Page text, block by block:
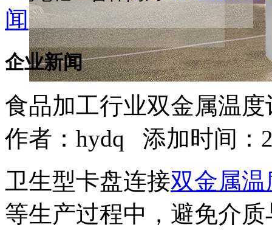
闻
企业新闻
食品加工行业双金属温度
作者： hydq 添加时间：
卫生型卡盘连接双金属温
等生产过程中，避免介